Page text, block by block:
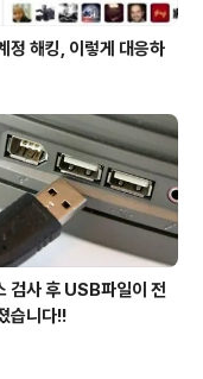
정 해킹, 이렇게 대응하
검사 후 USB파일이 전
습니다!!